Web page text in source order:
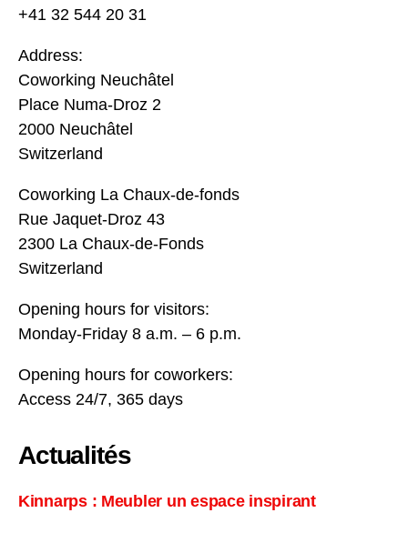
+41 32 544 20 31
Address:
Coworking Neuchâtel
Place Numa-Droz 2
2000 Neuchâtel
Switzerland
Coworking La Chaux-de-fonds
Rue Jaquet-Droz 43
2300 La Chaux-de-Fonds
Switzerland
Opening hours for visitors:
Monday-Friday 8 a.m. – 6 p.m.
Opening hours for coworkers:
Access 24/7, 365 days
Actualités
Kinnarps : Meubler un espace inspirant